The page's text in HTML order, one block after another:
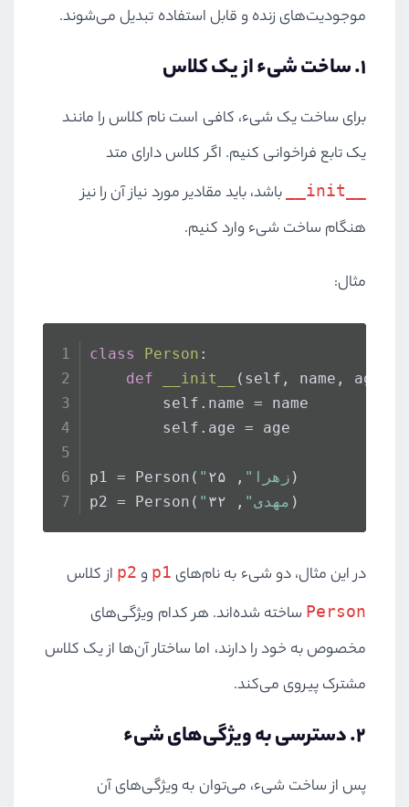
موجودیت‌های زنده و قابل استفاده تبدیل می‌شوند.
۱. ساخت شیء از یک کلاس
برای ساخت یک شیء، کافی است نام کلاس را مانند
یک تابع فراخوانی کنیم. اگر کلاس دارای متد
باشد، باید مقادیر مورد نیاز آن را نیز
هنگام ساخت شیء وارد کنیم.
مثال:
class Person :
def
__init__ ( self, name, age
        self.name = name
        self.age = age
p1 = Person( "زهرا" , ۲۵)
p2 = Person(
"مهدی" , ۳۲)
در این مثال، دو شیء به نام‌های p1 و p2 از کلاس
Person ساخته شده‌اند. هر کدام ویژگی‌های
مخصوص به خود را دارند، اما ساختار آن‌ها از یک کلاس
مشترک پیروی می‌کند.
۲. دسترسی به ویژگی‌های شیء
پس از ساخت شیء، می‌توان به ویژگی‌های آن